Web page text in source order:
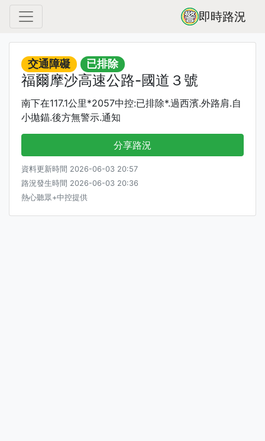
即時路況
交通障礙 已排除
福爾摩沙高速公路-國道３號
南下在117.1公里*2057中控:已排除*.過西濱.外路肩.自
小拋錨.後方無警示.通知
分享路況
資料更新時間 2026-06-03 20:57
路況發生時間 2026-06-03 20:36
熱心聽眾+中控提供